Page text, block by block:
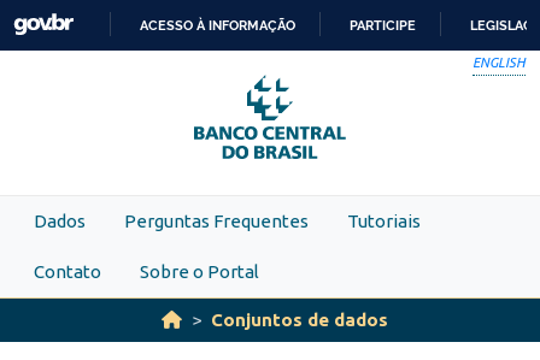
Skip to main content
PARA
O
CONTEÚDO
ACESSO À INFORMAÇÃO PARTICIPE
ENGLISH
Dados Perguntas Frequentes Tutoriais
Contato Sobre o Portal
Conjuntos de dados